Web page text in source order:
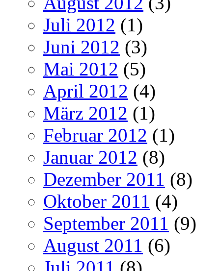
Juli 2012 (1)
Juni 2012 (3)
Mai 2012 (5)
April 2012 (4)
März 2012 (1)
Februar 2012 (1)
Januar 2012 (8)
Dezember 2011 (8)
Oktober 2011 (4)
September 2011 (9)
August 2011 (6)